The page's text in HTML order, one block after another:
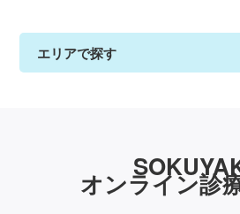
エリアで探す
オンライン診